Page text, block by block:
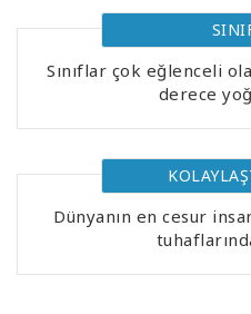
Kolaylaştırıcılar
Açın
Sınıflar çok eğlenceli
derece
Dünyanın en cesur